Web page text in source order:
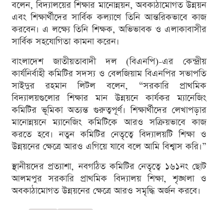
বলেন, বিদ্যালয়ের শিক্ষার মানোন্নয়ন, অবকাঠামোগত উন্নয়ন
এবং শিক্ষার্থীদের সার্বিক কল্যাণে তিনি আন্তরিকভাবে কাজ
করবেন। এ লক্ষ্যে তিনি শিক্ষক, অভিভাবক ও এলাকাবাসীর
সার্বিক সহযোগিতা কামনা করেন।
বাংলাদেশ জাতীয়তাবাদী দল (বিএনপি)-এর কেন্দ্রীয়
কার্যনির্বাহী কমিটির সদস্য ও বেলজিয়াম বিএনপির সভাপতি
সাইদুর রহমান লিটল বলেন, “সরকারি প্রাথমিক
বিদ্যালয়গুলোর শিক্ষার মান উন্নয়নে কার্যকর ম্যানেজিং
কমিটির ভূমিকা অত্যন্ত গুরুত্বপূর্ণ। শিক্ষার্থীদের লেখাপড়ার
মানোন্নয়নে ম্যানেজিং কমিটিকে আরও সক্রিয়ভাবে কাজ
করতে হবে। নতুন কমিটির নেতৃত্বে বিদ্যালয়টি শিক্ষা ও
উন্নয়নের ক্ষেত্রে আরও এগিয়ে যাবে বলে আমি বিশ্বাস করি।”
স্থানীয়দের প্রত্যাশা, নবগঠিত কমিটির নেতৃত্বে ১৬১নং ছোট
আলমপুর সরকারি প্রাথমিক বিদ্যালয় শিক্ষা, শৃঙ্খলা ও
অবকাঠামোগত উন্নয়নের ক্ষেত্রে আরও সমৃদ্ধি অর্জন করবে।